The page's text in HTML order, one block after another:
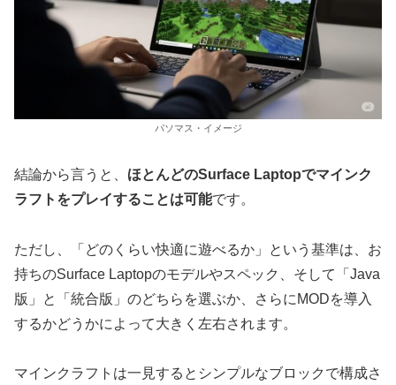
パソマス・イメージ
結論から言うと、 ほとんどのSurface Laptopでマインク
ラフトをプレイすることは可能です。
ただし、「どのくらい快適に遊べるか」という基準は、お
持ちのSurface Laptopのモデルやスペック、そして「Java
版」と「統合版」のどちらを選ぶか、さらにMODを導入
するかどうかによって大きく左右されます。
マインクラフトは一見するとシンプルなブロックで構成さ